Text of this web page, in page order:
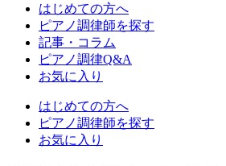
はじめての方へ
ピアノ調律師を探す
記事・コラム
ピアノ調律Q&A
お気に入り
はじめての方へ
ピアノ調律師を探す
お気に入り